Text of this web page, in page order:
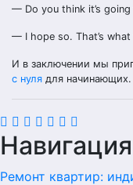
— Do you think it’s
— I hope so. That’s
И в заключении мы
с нуля для начинающих.
Ремонт квартир: